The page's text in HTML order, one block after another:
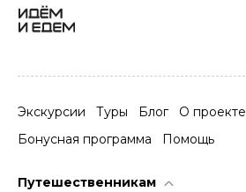
Экскурсии Туры Блог
О проекте
Бонусная программа
Помощь
Путешественникам